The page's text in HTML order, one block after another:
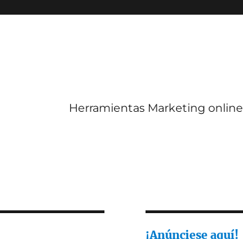
Herramientas Marketing online
¡Anúnciese aquí!